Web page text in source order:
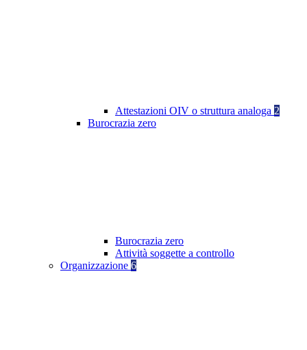
Attestazioni OIV o struttura analoga 2
Burocrazia zero
Burocrazia zero
Attività soggette a controllo
Organizzazione 6